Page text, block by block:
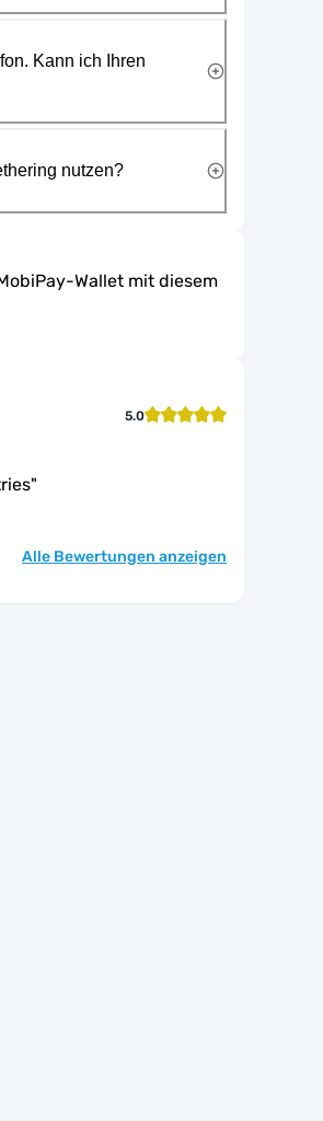
Kann ich Ihren
nutzen?
Wallet mit diesem
5.0
"
Alle Bewertungen anzeigen